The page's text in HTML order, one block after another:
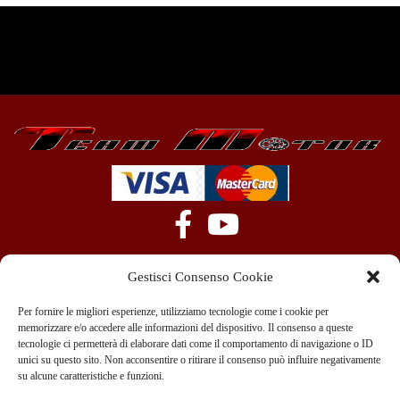
Gestisci Consenso Cookie
Per fornire le migliori esperienze, utilizziamo tecnologie come i cookie per
memorizzare e/o accedere alle informazioni del dispositivo. Il consenso a queste
tecnologie ci permetterà di elaborare dati come il comportamento di navigazione o ID
unici su questo sito. Non acconsentire o ritirare il consenso può influire negativamente
su alcune caratteristiche e funzioni.
+39 351 970 89 33
info@teammotor.it